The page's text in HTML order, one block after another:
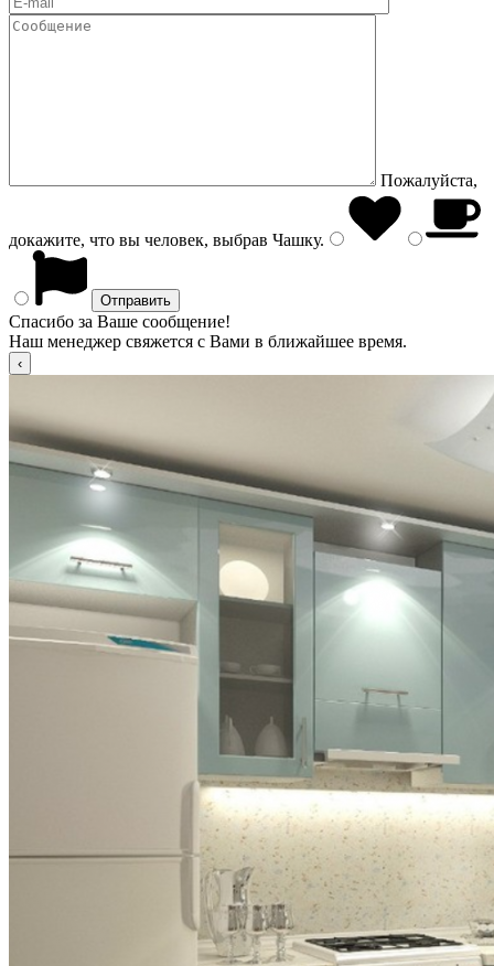
Пожалуйста,
докажите, что вы человек, выбрав Чашку.
Спасибо за Ваше сообщение!
Наш менеджер свяжется с Вами в ближайшее время.